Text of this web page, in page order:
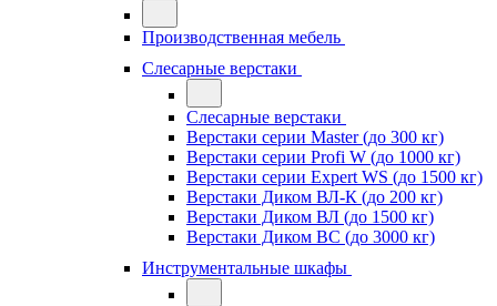
Производственная мебель
Слесарные верстаки
Слесарные верстаки
Верстаки серии Master (до 300 кг)
Верстаки серии Profi W (до 1000 кг)
Верстаки серии Expert WS (до 1500 кг)
Верстаки Диком ВЛ-К (до 200 кг)
Верстаки Диком ВЛ (до 1500 кг)
Верстаки Диком ВС (до 3000 кг)
Инструментальные шкафы